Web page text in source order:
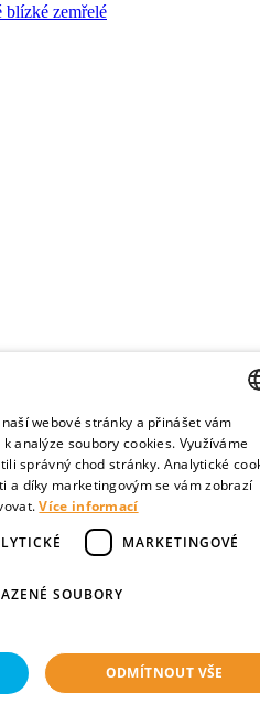
blízké zemřelé
webové stránky a přinášet vám
analýze soubory cookies. Využíváme
správný chod stránky. Analytické
a díky marketingovým se vám zobrazí
Více informací
MARKETINGOVÉ
SOUBORY
ODMÍTNOUT VŠE